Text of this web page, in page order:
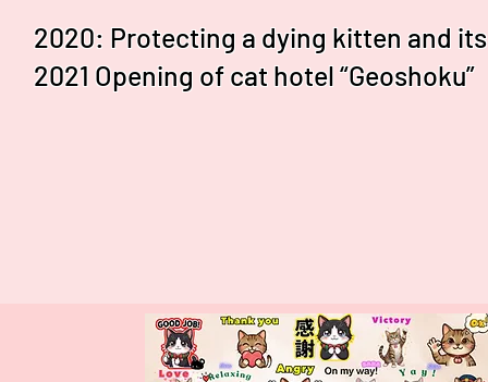
2020: Protecting a dying kitten and
2021 Opening of cat hotel “Geoshoku”